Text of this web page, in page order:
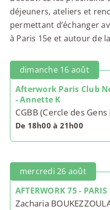
déjeuners, ateliers et
permettant d’échanger
à Paris 15e et autour de
dimanche 16 août
Afterwork Paris Club
- Annette K
CGBB (Cercle des
De 18h00 à 21h00
mercredi 26 août
AFTERWORK 75 - PARIS
Zacharia